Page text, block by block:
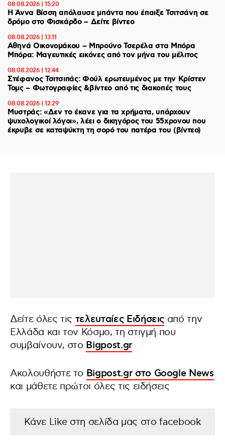
08.08.2026 | 15:20
Η Άννα Βίσση απόλαυσε μπάντα που έπαιξε Τσιτσάνη σε
δρόμο στο Φισκάρδο – Δείτε βίντεο
08.08.2026 | 13:11
Αθηνά Οικονομάκου – Μπρούνο Τσερέλα στα Μπόρα
Μπόρα: Mαγευτικές εικόνες από τον μήνα του μέλιτος
08.08.2026 | 12:44
Στέφανος Τσιτσιπάς: Φούλ ερωτευμένος με την Κρίστεν
Τομς – Φωτογραφίες &βίντεο από τις διακοπές τους
08.08.2026 | 12:29
Μυστράς: «Δεν το έκανε για τα χρήματα, υπάρχουν
ψυχολογικοί λόγοι», λέει ο δικηγόρος του 55χρονου που
έκρυβε σε καταψύκτη τη σορό του πατέρα του (βίντεο)
Δείτε όλες τις τελευταίες Ειδήσεις από την
Ελλάδα και τον Κόσμο, τη στιγμή που
συμβαίνουν, στο Bigpost.gr
Ακολουθήστε το Bigpost.gr στο Google News
και μάθετε πρώτοι όλες τις ειδήσεις
Κάνε Like στη σελίδα μας στο facebook